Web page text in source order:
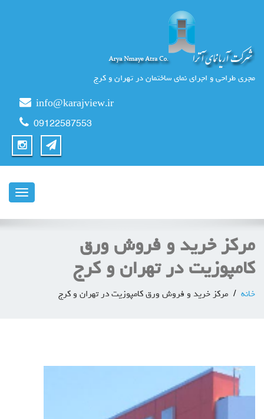
مجری طراحی و اجرای نمای ساختمان در تهران و کرج
info@karajview.ir
09122587553
ناوبری
مرکز خرید و فروش ورق
کامپوزیت در تهران و کرج
خانه مرکز خرید و فروش ورق کامپوزیت در تهران و کرج